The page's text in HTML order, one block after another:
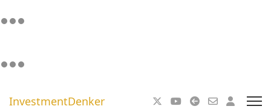
InvestmentDenker